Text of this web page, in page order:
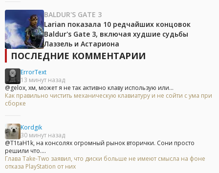
BALDUR'S GATE 3
Larian показала 10 редчайших концовок
Baldur's Gate 3, включая худшие судьбы
Лаэзель и Астариона
ПОСЛЕДНИЕ КОММЕНТАРИИ
ErrorText
13 минут назад
@gelox, хм, может я не так активно клаву использую или...
Как правильно чистить механическую клавиатуру и не сойти с ума при
сборке
Kordgik
30 минут назад
@T1taH1k, на консолях огромный рынок вторички. Сони просто
решили что....
Глава Take-Two заявил, что диски больше не имеют смысла на фоне
отказа PlayStation от них